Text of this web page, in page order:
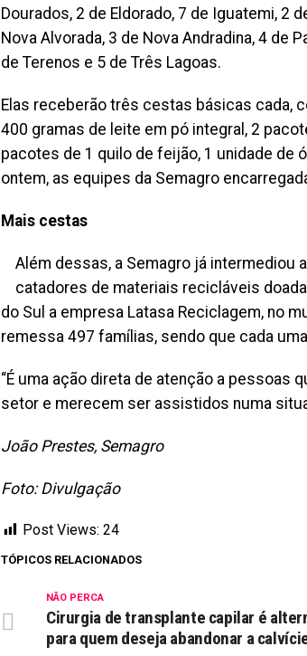
Dourados, 2 de Eldorado, 7 de Iguatemi, 2
Nova Alvorada, 3 de Nova Andradina, 4 de
de Terenos e 5 de Três Lagoas.
Elas receberão três cestas básicas cada,
400 gramas de leite em pó integral, 2
pacotes de 1 quilo de feijão, 1 unidade de
ontem, as equipes da Semagro
Mais cestas
Além dessas, a Semagro já intermediou
catadores de materiais recicláveis
do Sul a empresa Latasa Reciclagem, no
remessa 497 famílias, sendo que cada
“É uma ação direta de atenção a pessoas
setor e merecem ser assistidos numa
João Prestes, Semagro
Foto: Divulgação
Post Views: 24
TÓPICOS RELACIONADOS
NÃO PERCA
Cirurgia de transplante capilar é
para quem deseja abandonar a